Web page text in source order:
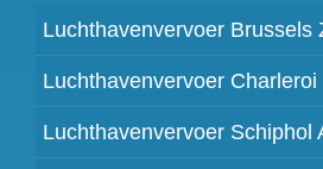
Luchthavenvervoer Brussels
Luchthavenvervoer Charleroi
Luchthavenvervoer Schiphol